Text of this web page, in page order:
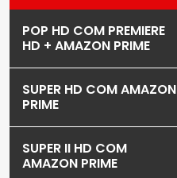
POP HD COM PREMIERE
HD + AMAZON PRIME
SUPER HD COM AMAZON
PRIME
SUPER II HD COM
AMAZON PRIME